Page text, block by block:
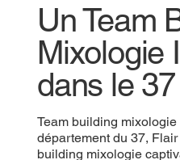
Un Team
Mixologie
dans le 37
Team building
département du 37,
building mixologie